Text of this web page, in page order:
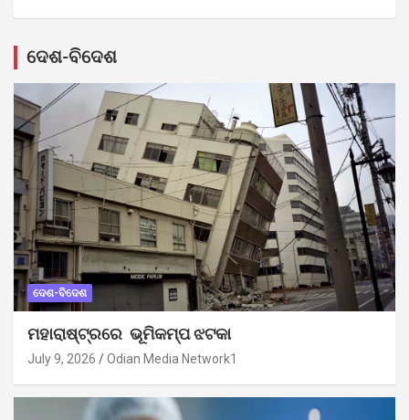
ଦେଶ-ବିଦେଶ
ଦେଶ-ବିଦେଶ
ମହାରାଷ୍ଟ୍ରରେ ଭୂମିକମ୍ପ ଝଟକା
July 9, 2026 Odian Media Network1